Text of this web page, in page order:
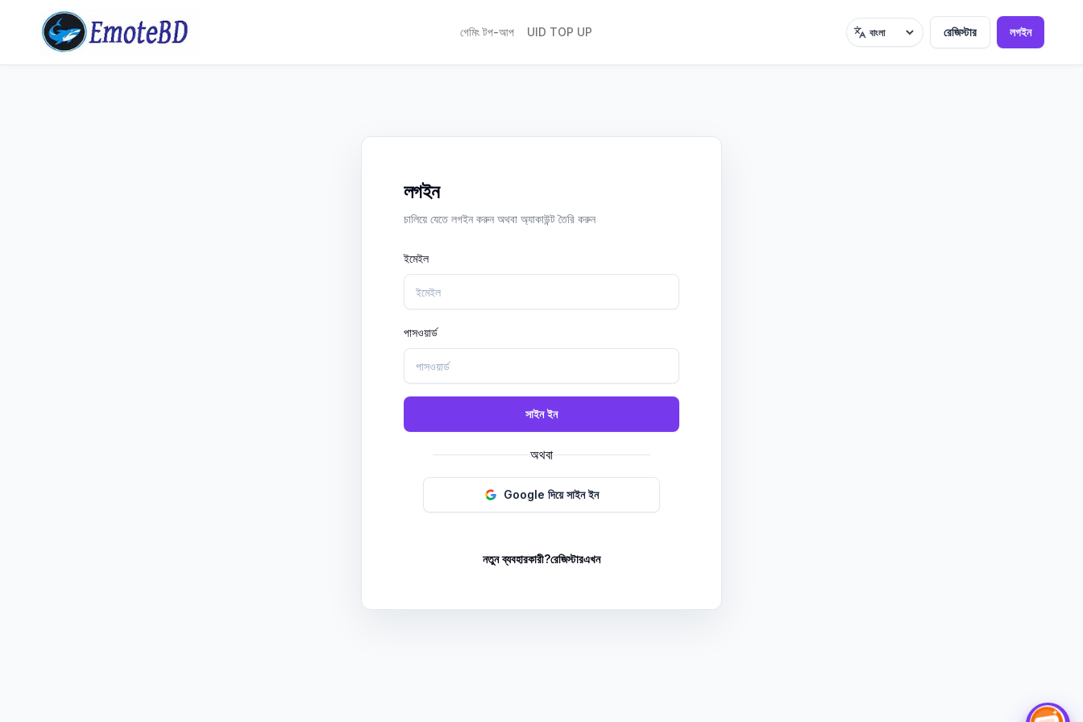
গেমিং টপ-আপ UID TOP UP ভাষা রেজিস্টার লগইন
লগইন
চালিয়ে যেতে লগইন করুন অথবা অ্যাকাউন্ট তৈরি করুন
ইমেইল
পাসওয়ার্ড
সাইন ইন
অথবা
Google দিয়ে সাইন ইন
নতুন ব্যবহারকারী?রেজিস্টারএখন